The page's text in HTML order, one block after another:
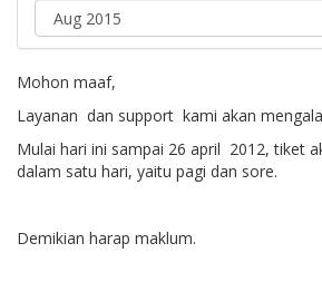
Mohon maaf,
Layanan dan support kami akan
Mulai hari ini sampai 26 april 2012, tiket
dalam satu hari, yaitu pagi dan sore.
Demikian harap maklum.